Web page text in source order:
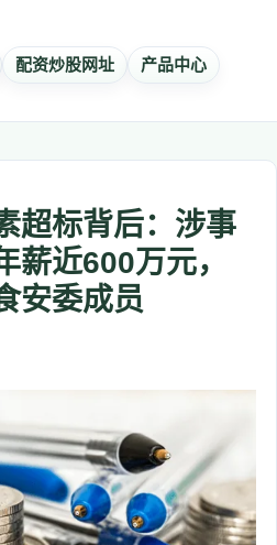
配资炒股网址
产品中心
超标背后：涉事
薪近600万元，
安委成员